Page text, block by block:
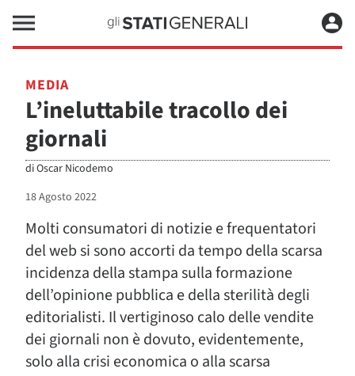
MEDIA
L’ineluttabile tracollo dei
giornali
diOscar Nicodemo
18 Agosto 2022
Molti consumatori di notizie e frequentatori
del web si sono accorti da tempo della scarsa
incidenza della stampa sulla formazione
dell’opinione pubblica e della sterilità degli
editorialisti. Il vertiginoso calo delle vendite
dei giornali non è dovuto, evidentemente,
solo alla crisi economica o alla scarsa